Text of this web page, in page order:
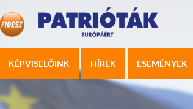
KÉPVISELŐINK HÍREK ESEMÉNYEK